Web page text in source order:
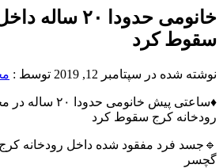
خانومی حدودا
سقوط کرد
نوشته شده در سپتامبر 12, 2019 توسط :
♦️ساعتی پیش
رودخانه کرج سقوط کرد
🔹جسد فرد مفقود شده داخل رودخانه كرج
گچسر